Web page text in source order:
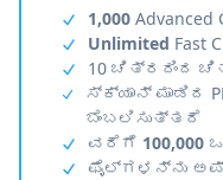
1,000 Advanced
Unlimited Fast
10 ಚಿತ್ರದಿಂದ
ಸ್ಕ್ಯಾನ್ ಮಾಡಿದ
ಬೆಂಬಲಿಸುತ್ತದೆ
ವರೆಗೆ 100,000
ಫೈಲ್‌ಗಳನ್ನು